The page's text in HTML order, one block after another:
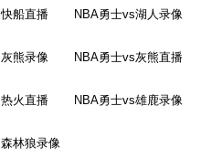
船直播 NBA勇士vs湖人录像
熊录像 NBA勇士vs灰熊直播
火直播 NBA勇士vs雄鹿录像
林狼录像